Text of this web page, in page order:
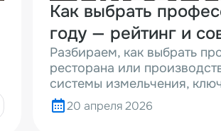
Как выбрать
году — рейтинг и
Разбираем, как выбрать
ресторана или
системы измельчения,
20 апреля 2026